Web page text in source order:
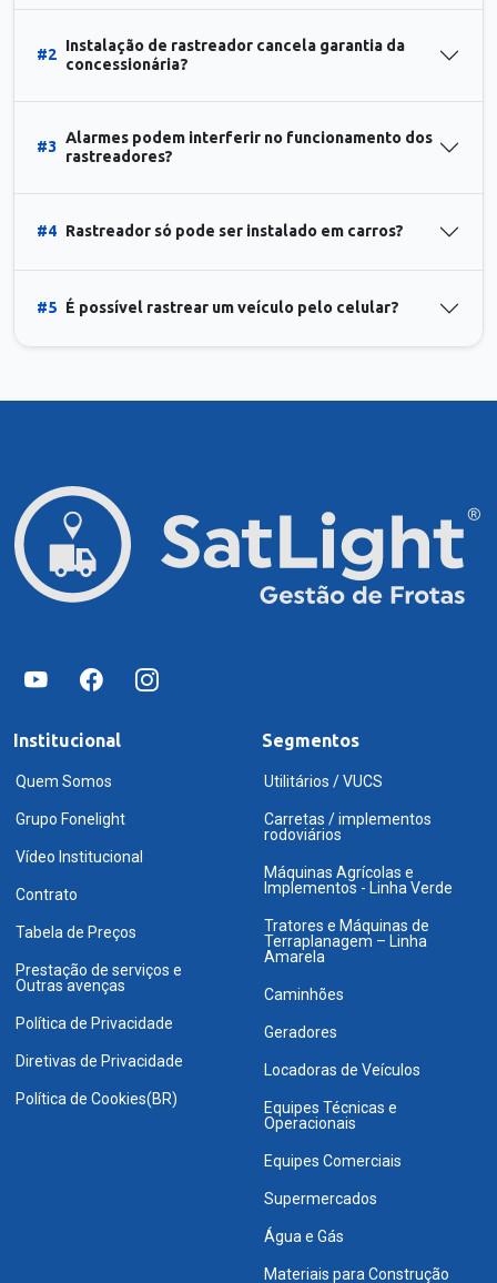
#2
Instalação de rastreador cancela garantia da
concessionária?
#3
Alarmes podem interferir no funcionamento dos
rastreadores?
#4 Rastreador só pode ser instalado em carros?
#5 É possível rastrear um veículo pelo celular?
Institucional
Quem Somos
Grupo Fonelight
Vídeo Institucional
Contrato
Tabela de Preços
Prestação de serviços e
Outras avenças
Política de Privacidade
Diretivas de Privacidade
Política de Cookies(BR)
Segmentos
Utilitários / VUCS
Carretas / implementos
rodoviários
Máquinas Agrícolas e
Implementos - Linha Verde
Tratores e Máquinas de
Terraplanagem – Linha
Amarela
Caminhões
Geradores
Locadoras de Veículos
Equipes Técnicas e
Operacionais
Equipes Comerciais
Supermercados
Água e Gás
Materiais para Construção